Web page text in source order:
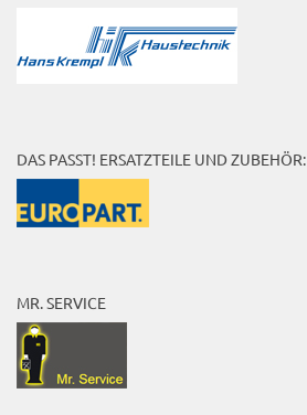
DAS PASST! ERSATZTEILE UND ZUBEHÖR:
MR. SERVICE